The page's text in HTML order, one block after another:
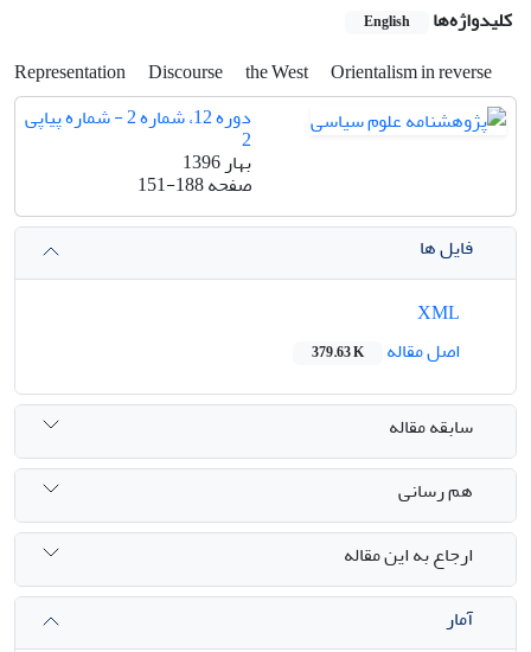
کلیدواژه‌ها English
Representation Discourse the West Orientalism in reverse
دوره 12، شماره 2 - شماره پیاپی
2
بهار 1396
صفحه151-188
فایل ها
اصل مقاله
379.63 K
سابقه مقاله
هم رسانی
ارجاع به این مقاله
آمار